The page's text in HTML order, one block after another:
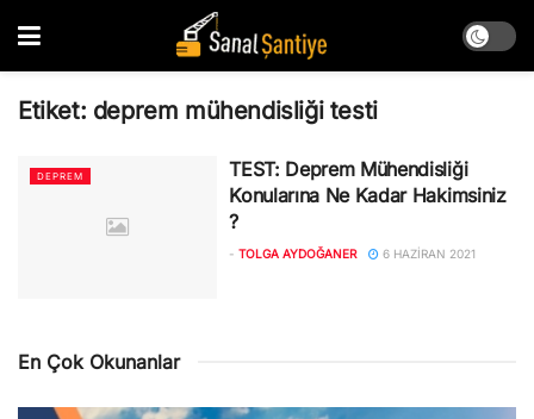
Etiket: deprem mühendisliği testi
DEPREM
TEST: Deprem Mühendisliği
Konularına Ne Kadar Hakimsiniz
?
- TOLGA AYDOĞANER 6 HAZIRAN 2021
En Çok Okunanlar